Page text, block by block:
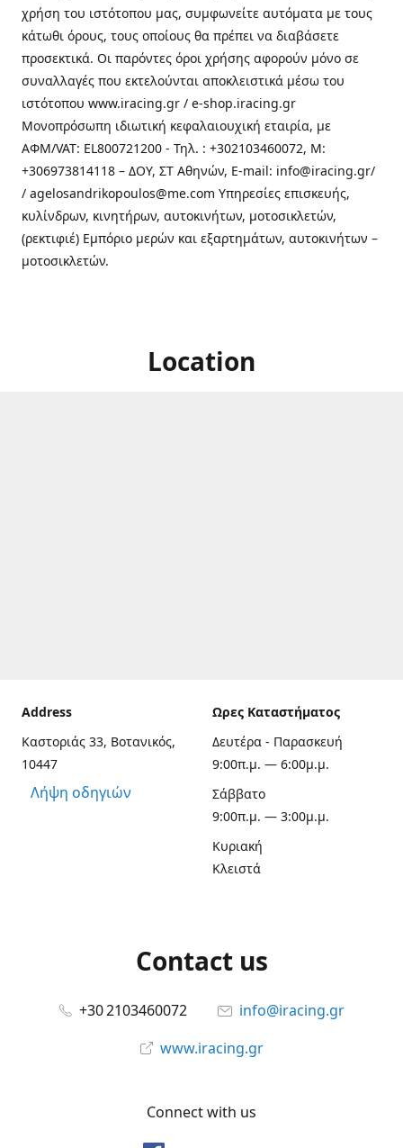
χρήση του ιστότοπου μας, συμφωνείτε αυτόματα με τους
κάτωθι όρους, τους οποίους θα πρέπει να διαβάσετε
προσεκτικά. Οι παρόντες όροι χρήσης αφορούν μόνο σε
συναλλαγές που εκτελούνται αποκλειστικά μέσω του
ιστότοπου www.iracing.gr / e-shop.iracing.gr
Μονοπρόσωπη ιδιωτική κεφαλαιουχική εταιρία, με
ΑΦΜ/VAT: EL800721200 - Τηλ. : +302103460072, M:
+306973814118 – ΔΟΥ, ΣΤ Αθηνών, E-mail: info@iracing.gr/
/ agelosandrikopoulos@me.com Υπηρεσίες επισκευής,
κυλίνδρων, κινητήρων, αυτοκινήτων, μοτοσικλετών,
(ρεκτιφιέ) Εμπόριο μερών και εξαρτημάτων, αυτοκινήτων –
μοτοσικλετών.
Location
Address
Καστοριάς 33, Βοτανικός,
10447
Λήψη οδηγιών
Ωρες Καταστήματος
Δευτέρα - Παρασκευή
9:00π.μ. — 6:00μ.μ.
Σάββατο
9:00π.μ. — 3:00μ.μ.
Κυριακή
Κλειστά
Contact us
+30 2103460072
info@iracing.gr
www.iracing.gr
Connect with us